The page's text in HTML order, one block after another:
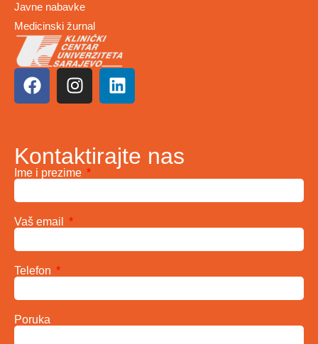
Javne nabavke
Medicinski žurnal
Kontaktirajte nas
Ime i prezime
Vaš email
Telefon
Poruka